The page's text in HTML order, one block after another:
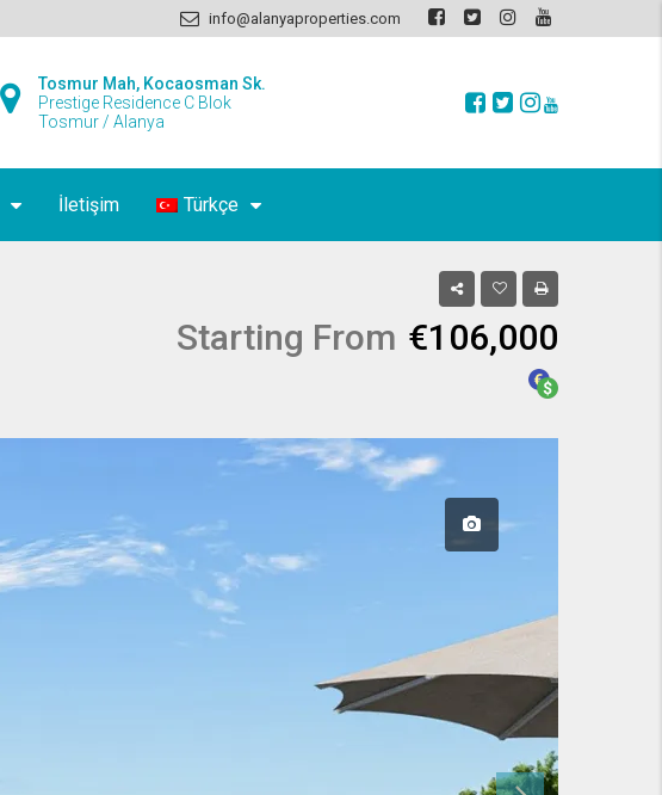
info@alanyaproperties.com
Tosmur Mah, Kocaosman Sk.
Prestige Residence C Blok
Tosmur / Alanya
İletişim Türkçe
Starting From €106,000